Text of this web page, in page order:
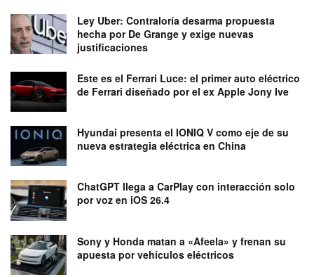
Ley Uber: Contraloría desarma propuesta
hecha por De Grange y exige nuevas
justificaciones
Este es el Ferrari Luce: el primer auto eléctrico
de Ferrari diseñado por el ex Apple Jony Ive
Hyundai presenta el IONIQ V como eje de su
nueva estrategia eléctrica en China
ChatGPT llega a CarPlay con interacción solo
por voz en iOS 26.4
Sony y Honda matan a «Afeela» y frenan su
apuesta por vehículos eléctricos